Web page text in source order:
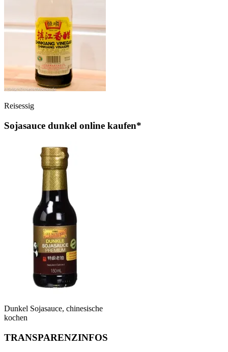
Reisessig
Sojasauce dunkel online kaufen*
Dunkel Sojasauce, chinesische
kochen
TRANSPARENZINFOS